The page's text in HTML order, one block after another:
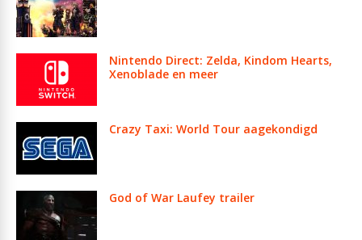
Nintendo Direct: Zelda, Kindom Hearts,
Xenoblade en meer
Crazy Taxi: World Tour aagekondigd
God of War Laufey trailer